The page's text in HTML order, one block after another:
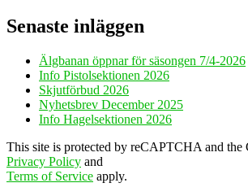
Senaste inläggen
Älgbanan öppnar för säsongen 7/4-2026
Info Pistolsektionen 2026
Skjutförbud 2026
Nyhetsbrev December 2025
Info Hagelsektionen 2026
This site is protected by reCAPTCHA and the
Privacy Policy and
Terms of Service apply.